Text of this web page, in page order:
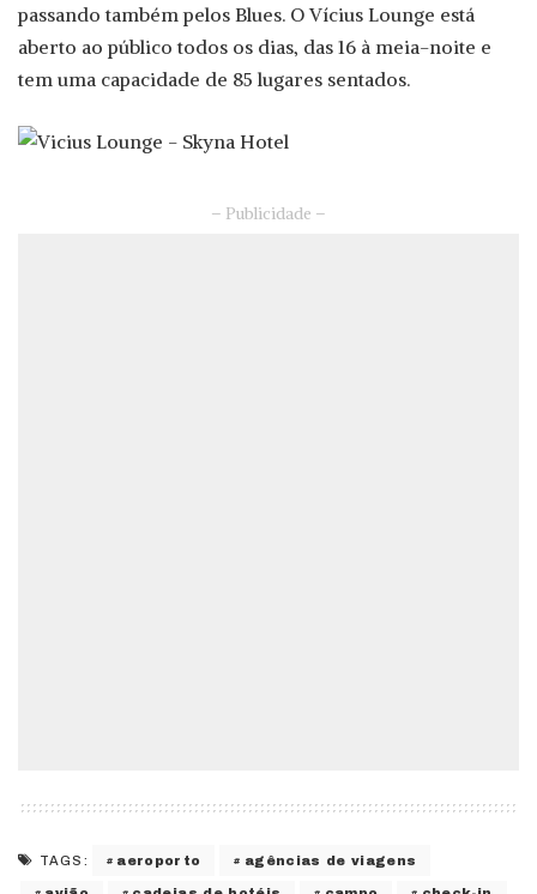
passando também pelos Blues. O Vícius Lounge está
aberto ao público todos os dias, das 16 à meia-noite e
tem uma capacidade de 85 lugares sentados.
– Publicidade –
TAGS: aeroporto agências de viagens